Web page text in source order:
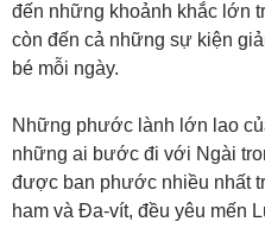
đến những khoảnh khắc lớn
còn đến cả những sự kiện
bé mỗi ngày.
Những phước lành lớn lao
những ai bước đi với Ngài
được ban phước nhiều nhất
ham và Đa-vít, đều yêu mến